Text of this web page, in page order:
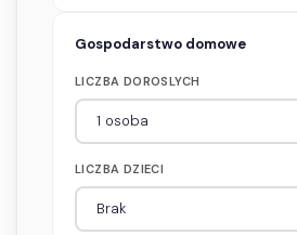
Gospodarstwo domowe
LICZBA DOROSLYCH
LICZBA DZIECI